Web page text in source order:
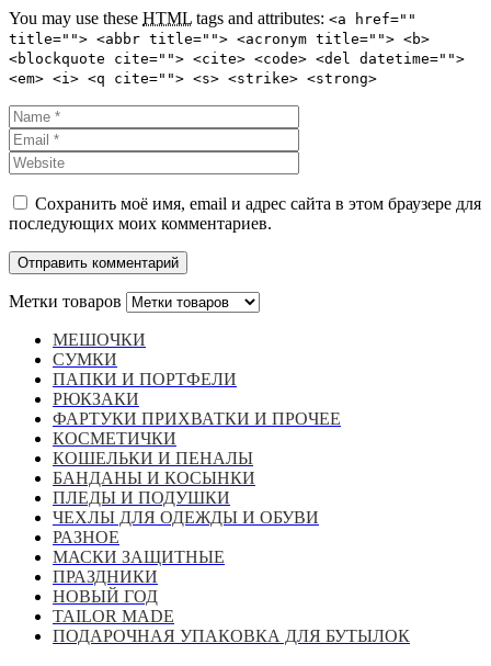
You may use these HTML tags and attributes: <a href=""
title=""> <abbr title=""> <acronym title=""> <b>
<blockquote cite=""> <cite> <code> <del datetime="">
<em> <i> <q cite=""> <s> <strike> <strong>
Сохранить моё имя, email и адрес сайта в этом браузере для
последующих моих комментариев.
Метки товаров
МЕШОЧКИ
СУМКИ
ПАПКИ И ПОРТФЕЛИ
РЮКЗАКИ
ФАРТУКИ ПРИХВАТКИ И ПРОЧЕЕ
КОСМЕТИЧКИ
КОШЕЛЬКИ И ПЕНАЛЫ
БАНДАНЫ И КОСЫНКИ
ПЛЕДЫ И ПОДУШКИ
ЧЕХЛЫ ДЛЯ ОДЕЖДЫ И ОБУВИ
РАЗНОЕ
МАСКИ ЗАЩИТНЫЕ
ПРАЗДНИКИ
НОВЫЙ ГОД
TAILOR MADE
ПОДАРОЧНАЯ УПАКОВКА ДЛЯ БУТЫЛОК